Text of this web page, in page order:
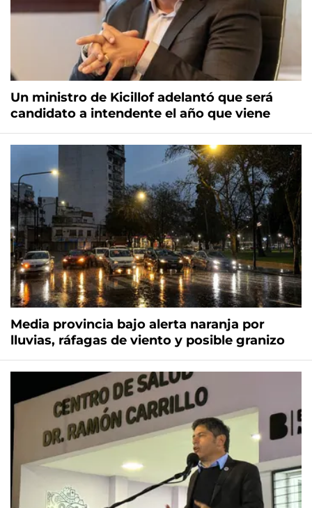
Un ministro de Kicillof adelantó que será
candidato a intendente el año que viene
Media provincia bajo alerta naranja por
lluvias, ráfagas de viento y posible granizo